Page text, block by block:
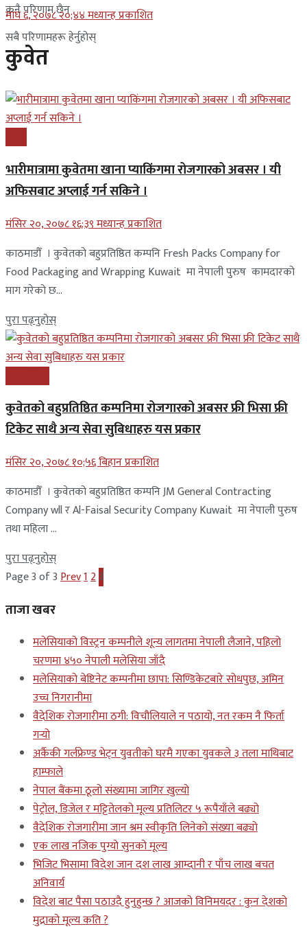
कुनै परिणाम छैन
सबै परिणामहरू हेर्नुहोस्
माघ ६, २०७८ २०;४४ मध्यान्ह प्रकाशित
कुवेत
भारीमात्रामा कुवेतमा खाना प्याकिंगमा रोजगारको अबसर । यी
अफिसबाट अप्लाई गर्न सकिने ।
मंसिर २०, २०७८ १६;३९ मध्यान्ह प्रकाशित
काठमाडौँ । कुवेतको बहुप्रतिष्ठित कम्पनि Fresh Packs Company for
Food Packaging and Wrapping Kuwait मा नेपाली पुरुष कामदारको
माग गरेको छ...
पुरा पढ्नुहोस्
कुवेतको बहुप्रतिष्ठित कम्पनिमा रोजगारको अबसर फ्री भिसा फ्री
टिकेट साथै अन्य सेवा सुबिधाहरु यस प्रकार
मंसिर २०, २०७८ १०;५६ बिहान प्रकाशित
काठमाडौँ । कुवेतको बहुप्रतिष्ठित कम्पनि JM General Contracting
Company wll र Al-Faisal Security Company Kuwait मा नेपाली पुरुष
तथा महिला ...
पुरा पढ्नुहोस्
Page 3 of 3Prev123
ताजा खबर
मलेसियाको विस्ट्रन कम्पनीले शून्य लागतमा नेपाली लैजाने, पहिलो
चरणमा ४५० नेपाली मलेसिया जाँदै
मलेसियाको बेष्टिनेट कम्पनीमा छापा: सिण्डिकेटबारे सोधपुछ, अमिन
उच्च निगरानीमा
वैदेशिक रोजगारीमा ठगी: विचौलियाले न पठायो, नत रकम नै फिर्ता
गर्‍यो
अर्कैकी गर्लफ्रेण्ड भेट्न युवतीको घरमै गएका युवकले ३ तला माथिबाट
हाम्फाले
नेपाल बैंकमा ठूलो संख्यामा जागिर खुल्यो
पेट्रोल, डिजेल र मट्टितेलको मूल्य प्रतिलिटर ५ रूपैयाँले बढ्यो
वैदेशिक रोजगारीमा जान श्रम स्वीकृति लिनेको संख्या बढ्याे
एक लाख नजिक पुग्यो सुनको मूल्य
भिजिट भिसामा विदेश जान दश लाख आम्दानी र पाँच लाख बचत
अनिवार्य
विदेश बाट पैसा पठाउदै हुनुहुन्छ ? आजको विनिमयदर : कुन देशको
मुद्राको मूल्य कति ?